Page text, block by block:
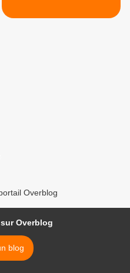
Overblog
Overblog
blog